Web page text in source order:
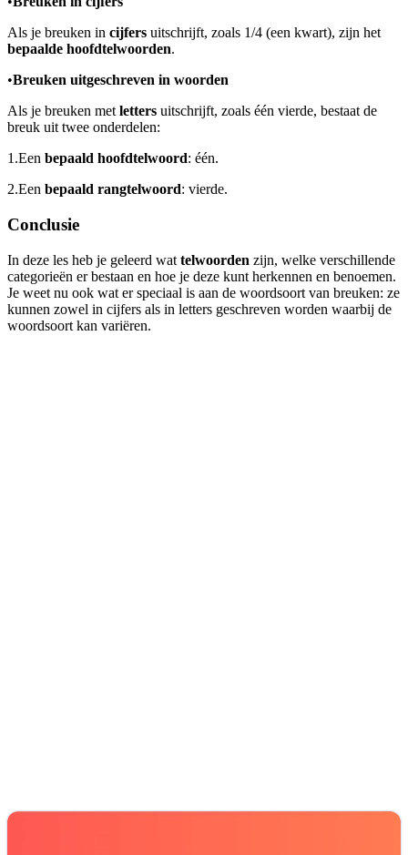
Als je breuken in cijfers uitschrijft, zoals 1/4 (een kwart), zijn het
bepaalde hoofdtelwoorden.
•Breuken uitgeschreven in woorden
Als je breuken met letters uitschrijft, zoals één vierde, bestaat de
breuk uit twee onderdelen:
1.Een bepaald hoofdtelwoord: één.
2.Een bepaald rangtelwoord: vierde.
Conclusie
In deze les heb je geleerd wat telwoorden zijn, welke verschillende
categorieën er bestaan en hoe je deze kunt herkennen en benoemen.
Je weet nu ook wat er speciaal is aan de woordsoort van breuken: ze
kunnen zowel in cijfers als in letters geschreven worden waarbij de
woordsoort kan variëren.